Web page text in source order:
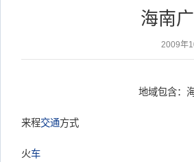
海南
2009年
地域包含：
来程交通方式
火车